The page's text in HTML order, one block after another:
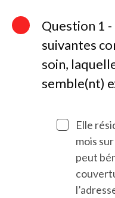
Question 1
suivantes
soin,
semble(nt)
Elle
mois
peut